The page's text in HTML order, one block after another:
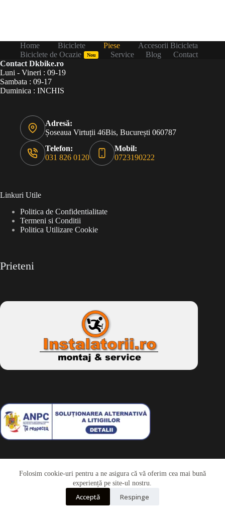
Folosim cookie-uri pentru a ne asigura că vă oferim cea mai bună
experiență pe site-ul nostru.
Acceptă Respinge
Home Biciclete Piese
Accesorii Bicicleta
Biciclete de Ocazie
Nou Service Blog
Contact
Contact Dkbike.ro
Luni - Vineri : 09-19
Sambata : 09-17
Duminica : INCHIS
Adresă:
Șoseaua Virtuții 46Bis, București 060787
Telefon:
031 826 0120
Mobil:
0723190222
Linkuri Utile
Politica de Confidentialitate
Termeni si Conditii
Politica Utilizare Cookie
Prieteni
Drepturi de autor © 2026 - Dkbike.ropowered by